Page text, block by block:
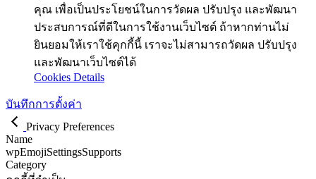
คุณ เพื่อเป็นประโยชน์ในการวัดผล ปรับปรุง และพัฒนา
ประสบการณ์ที่ดีในการใช้งานเว็บไซต์ ถ้าหากท่านไม่
ยินยอมให้เราใช้คุกกี้นี้ เราจะไม่สามารถวัดผล ปรับปรุง
และพัฒนาเว็บไซต์ได้
Cookies Details
บันทึกการตั้งค่า
Privacy Preferences
Name
wpEmojiSettingsSupports
Category